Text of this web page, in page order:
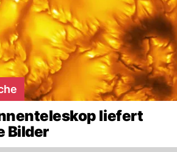
liefert
Bilder